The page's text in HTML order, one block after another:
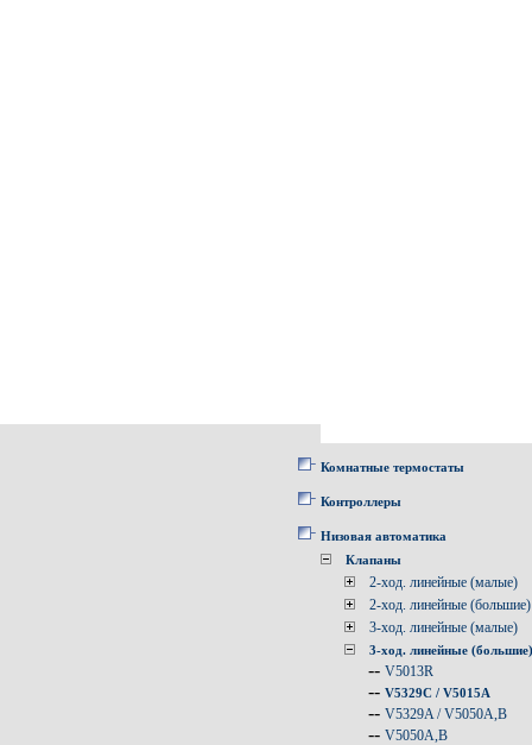
Комнатные термостаты
Контроллеры
Низовая автоматика
Клапаны
2-ход. линейные (малые)
2-ход. линейные (большие)
3-ход. линейные (малые)
3-ход. линейные (большие)
-- V5013R
-- V5329C / V5015A
-- V5329A / V5050A,B
-- V5050A,B